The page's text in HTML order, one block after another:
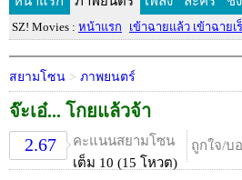
SZ! Movies : หน้าแรก เข้าฉายแล้ว เข้าฉายเ
สยามโซน > ภาพยนตร์
จ๊ะเอ๋... โกยแล้วจ้า
2.67
คะแนนสยามโซน
เต็ม 10 (15 โหวต)
ถูกใจ/บ